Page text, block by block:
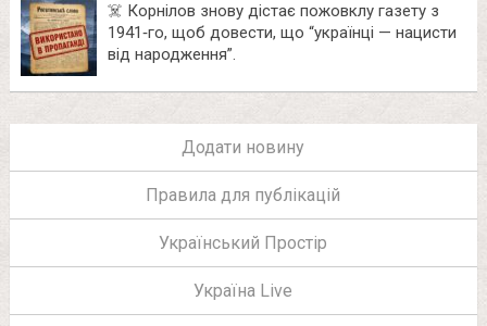
☠️ Корнілов знову дістає пожовклу газету з
1941‑го, щоб довести, що “українці — нацисти
від народження”.
Додати новину
Правила для публікацій
Український Простір
Україна Live